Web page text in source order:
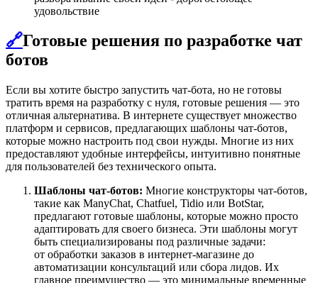
удовольствие
🔗Готовые решения по разработке чат
ботов
Если вы хотите быстро запустить чат-бота, но не готовы
тратить время на разработку с нуля, готовые решения — это
отличная альтернатива. В интернете существует множество
платформ и сервисов, предлагающих шаблоны чат-ботов,
которые можно настроить под свои нужды. Многие из них
предоставляют удобные интерфейсы, интуитивно понятные
для пользователей без технического опыта.
Шаблоны чат-ботов: Многие конструкторы чат-ботов,
такие как ManyChat, Chatfuel, Tidio или BotStar,
предлагают готовые шаблоны, которые можно просто
адаптировать для своего бизнеса. Эти шаблоны могут
быть специализированы под различные задачи:
от обработки заказов в интернет-магазине до
автоматизации консультаций или сбора лидов. Их
главное преимущество — это минимальные временные